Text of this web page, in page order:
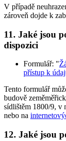
V případě
zároveň dojde k
11. Jaké jsou
dispozici
Formulář: "
přístup k
Tento formulář
budově
sídlištěm 1800/9, v
nebo na
12. Jaké jsou